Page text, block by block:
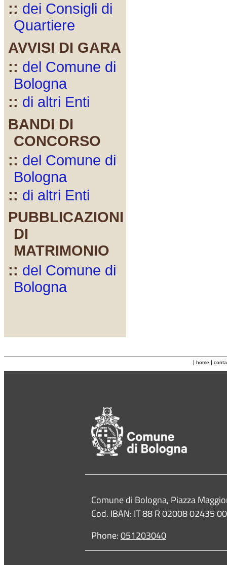
:: dei Consigli di
Quartiere
AVVISI DI GARA
:: del Comune di
Bologna
:: di altri Enti
BANDI DI
CONCORSO
:: del Comune di
Bologna
:: di altri Enti
PUBBLICAZIONI
DI
MATRIMONIO
:: del Comune di
Bologna
| home |
Contacts
Comune di Bologna, Piazza
Cod. IBAN: IT 88 R 02008 02435
Phone:051203040